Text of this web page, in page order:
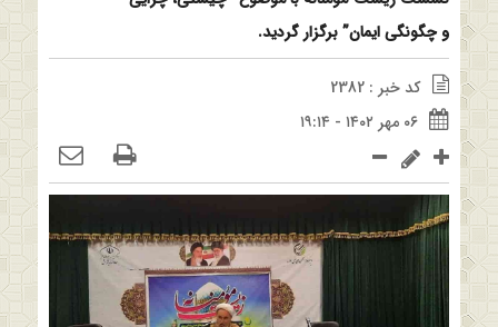
و چگونگی ایمان” برگزار گردید.
کد خبر : 2382
۰۶ مهر ۱۴۰۲ - ۱۹:۱۴